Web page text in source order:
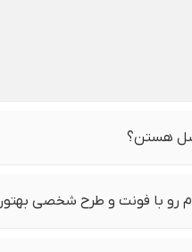
هستن؟
رو با فونت و طرح شخصی